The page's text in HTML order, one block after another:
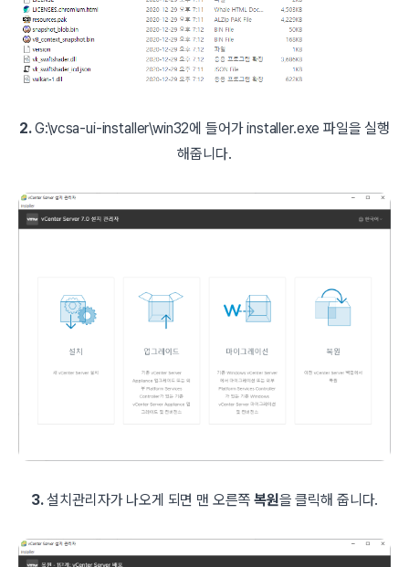
2.G:\vcsa-ui-installer\win32에 들어가 installer.exe 파일을 실행
해줍니다.
3.설치관리자가나오게 되면 맨 오른쪽복원을 클릭해 줍니다.